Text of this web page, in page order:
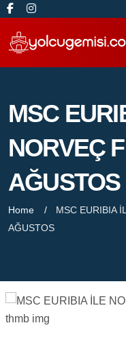
MSC
NORVEÇ
AĞUSTOS
Home
MSC EURIBIA
AĞUSTOS